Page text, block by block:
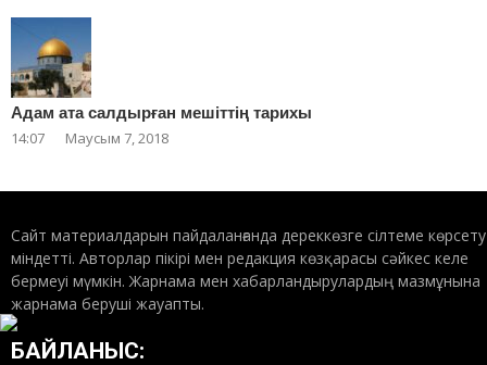
Адам ата салдырған мешіттің тарихы
14:07 Маусым 7, 2018
Сайт материалдарын пайдаланғанда дереккөзге сілтеме көрсету
міндетті. Авторлар пікірі мен редакция көзқарасы сәйкес келе
бермеуі мүмкін. Жарнама мен хабарландырулардың мазмұнына
жарнама беруші жауапты.
БАЙЛАНЫС: